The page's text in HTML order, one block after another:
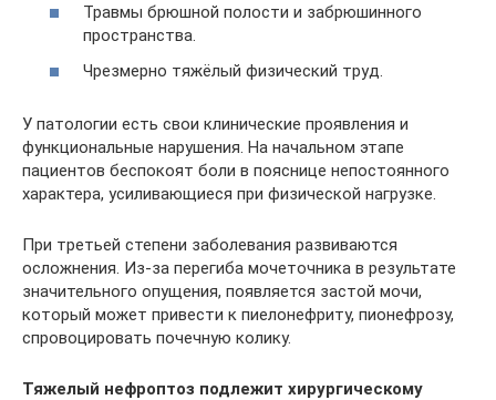
Травмы брюшной полости и забрюшинного
пространства.
Чрезмерно тяжёлый физический труд.
У патологии есть свои клинические проявления и
функциональные нарушения. На начальном этапе
пациентов беспокоят боли в пояснице непостоянного
характера, усиливающиеся при физической нагрузке.
При третьей степени заболевания развиваются
осложнения. Из-за перегиба мочеточника в результате
значительного опущения, появляется застой мочи,
который может привести к пиелонефриту, пионефрозу,
спровоцировать почечную колику.
Тяжелый нефроптоз подлежит хирургическому